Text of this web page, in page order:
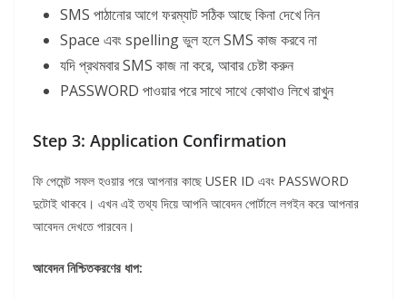
SMS পাঠানোর আগে ফরম্যাট সঠিক আছে কিনা দেখে নিন
Space এবং spelling ভুল হলে SMS কাজ করবে না
যদি প্রথমবার SMS কাজ না করে, আবার চেষ্টা করুন
PASSWORD পাওয়ার পরে সাথে সাথে কোথাও লিখে রাখুন
Step 3: Application Confirmation
ফি পেমেন্ট সফল হওয়ার পরে আপনার কাছে USER ID এবং PASSWORD
দুটোই থাকবে। এখন এই তথ্য দিয়ে আপনি আবেদন পোর্টালে লগইন করে আপনার
আবেদন দেখতে পারবেন।
আবেদন নিশ্চিতকরণের ধাপ: